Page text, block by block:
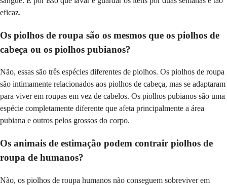
eficaz.
Os piolhos de roupa são os mesmos que os piolhos de
cabeça ou os piolhos pubianos?
Não, essas são três espécies diferentes de piolhos. Os piolhos de roupa
são intimamente relacionados aos piolhos de cabeça, mas se adaptaram
para viver em roupas em vez de cabelos. Os piolhos pubianos são uma
espécie completamente diferente que afeta principalmente a área
pubiana e outros pelos grossos do corpo.
Os animais de estimação podem contrair piolhos de
roupa de humanos?
Não, os piolhos de roupa humanos não conseguem sobreviver em